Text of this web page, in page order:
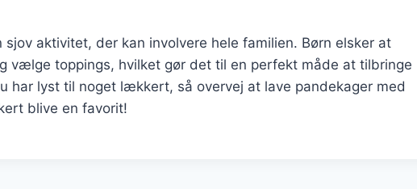
sjov aktivitet, der kan involvere hele familien. Børn elsker at
vælge toppings, hvilket gør det til en perfekt måde at tilbringe
har lyst til noget lækkert, så overvej at lave pandekager med
blive en favorit!